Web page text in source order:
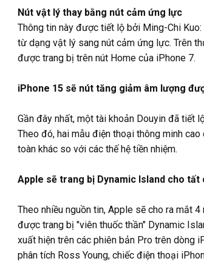
Nút vật lý thay bằng nút cảm ứng lực
Thông tin này được tiết lộ bởi Ming-Chi
từ dạng vật lý sang nút cảm ứng lực. Trên
được trang bị trên nút Home của iPhone 7.
iPhone 15 sẽ nút tăng giảm âm lượng
Gần đây nhất, một tài khoản Douyin đã tiết
Theo đó, hai mẫu điện thoại thông minh
toàn khác so với các thế hệ tiền nhiệm.
Apple sẽ trang bị Dynamic Island cho tất
Theo nhiều nguồn tin, Apple sẽ cho ra mắt
được trang bị "viên thuốc thần" Dynamic
xuất hiện trên các phiên bản Pro trên dòng
phân tích Ross Young, chiếc điện thoại